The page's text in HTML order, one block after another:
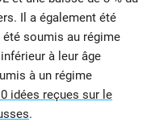
Il a également été
soumis au régime
à leur âge
à un régime
idées reçues sur le
.